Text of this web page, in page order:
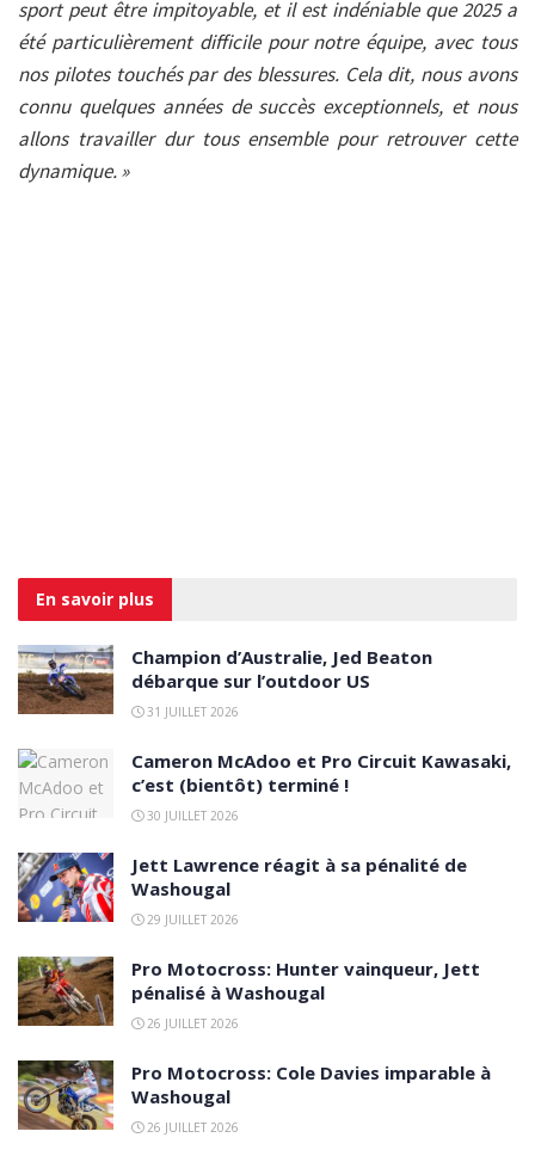
sport peut être impitoyable, et il est indéniable que 2025 a
été particulièrement difficile pour notre équipe, avec tous
nos pilotes touchés par des blessures. Cela dit, nous avons
connu quelques années de succès exceptionnels, et nous
allons travailler dur tous ensemble pour retrouver cette
dynamique. »
En savoir plus
Champion d’Australie, Jed Beaton
débarque sur l’outdoor US
31 JUILLET 2026
Cameron McAdoo et Pro Circuit Kawasaki,
c’est (bientôt) terminé !
30 JUILLET 2026
Jett Lawrence réagit à sa pénalité de
Washougal
29 JUILLET 2026
Pro Motocross: Hunter vainqueur, Jett
pénalisé à Washougal
26 JUILLET 2026
Pro Motocross: Cole Davies imparable à
Washougal
26 JUILLET 2026